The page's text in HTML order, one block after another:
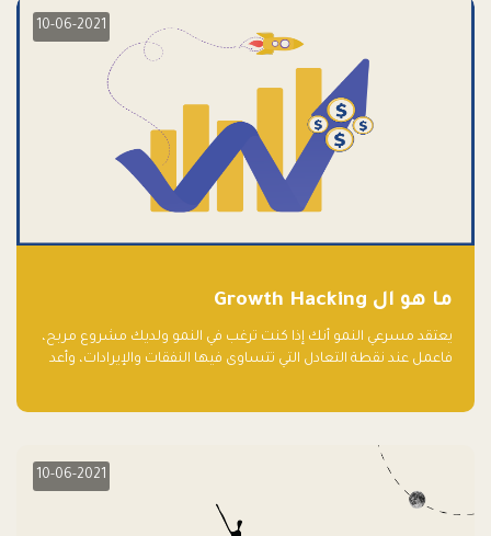
10-06-2021
ما هو ال Growth Hacking
يعتقد مسرعي النمو أنك إذا كنت ترغب في النمو ولديك مشروع مربح،
فاعمل عند نقطة التعادل التي تتساوى فيها النفقات والإيرادات، وأعد
10-06-2021